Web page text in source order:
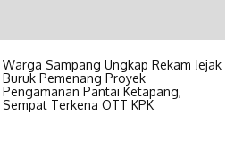
Warga Sampang Ungkap Rekam Jejak
Buruk Pemenang Proyek
Pengamanan Pantai Ketapang,
Sempat Terkena OTT KPK